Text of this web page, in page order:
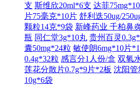
支 斯维欣20ml*6支 达菲
片75毫克*10片 舒利迭50ug/
颗粒14克*9袋 新峰药业 千柏鼻
瓶 同仁堂3g*10丸 贵州百灵
囊50mg*24粒 敏使朗6mg*10片
0.4g*32粒 感言分1人份/盒 双氧
莲花分散片0.7g*9片*2板 沈阳管
10g*6袋